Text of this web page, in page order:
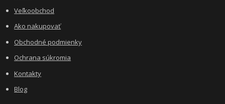
Veľkoobchod
Ako nakupovať
Obchodné podmienky
Ochrana súkromia
Kontakty
Blog